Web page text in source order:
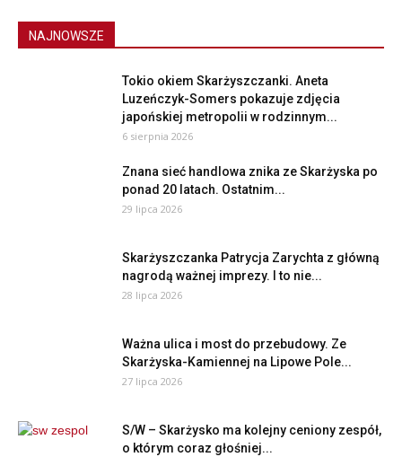
NAJNOWSZE
Tokio okiem Skarżyszczanki. Aneta
Luzeńczyk-Somers pokazuje zdjęcia
japońskiej metropolii w rodzinnym...
6 sierpnia 2026
Znana sieć handlowa znika ze Skarżyska po
ponad 20 latach. Ostatnim...
29 lipca 2026
Skarżyszczanka Patrycja Zarychta z główną
nagrodą ważnej imprezy. I to nie...
28 lipca 2026
Ważna ulica i most do przebudowy. Ze
Skarżyska-Kamiennej na Lipowe Pole...
27 lipca 2026
S/W – Skarżysko ma kolejny ceniony zespół,
o którym coraz głośniej...